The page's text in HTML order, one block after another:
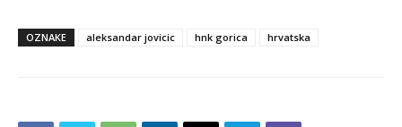
OZNAKE aleksandar jovicic hnk gorica hrvatska